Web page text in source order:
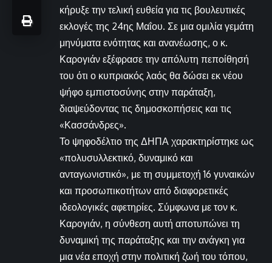
κήρυξε την τελική ευθεία για τις βουλευτικές
εκλογές της 24ης Μαΐου. Σε μια ομιλία γεμάτη
μηνύματα ενότητας και ανανέωσης, ο κ.
Καρογιάν εξέφρασε την απόλυτη πεποίθησή
του ότι ο κυπριακός λαός θα δώσει εκ νέου
ψήφο εμπιστοσύνης στην παράταξη,
διαψεύδοντας τις δημοσκοπήσεις και τις
«Κασσάνδρες».
Το ψηφοδέλτιο της ΔΗΠΑ χαρακτηρίστηκε ως
«πολυσυλλεκτικό, δυναμικό και
ανταγωνιστικό», με τη συμμετοχή 16 γυναικών
και προσωπικοτήτων από διαφορετικές
ιδεολογικές αφετηρίες. Σύμφωνα με τον κ.
Καρογιάν, η σύνθεση αυτή αποτυπώνει τη
δυναμική της παράταξης και την ανάγκη για
μια νέα εποχή στην πολιτική ζωή του τόπου,